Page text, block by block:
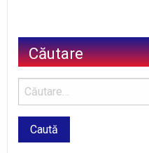
Căutare